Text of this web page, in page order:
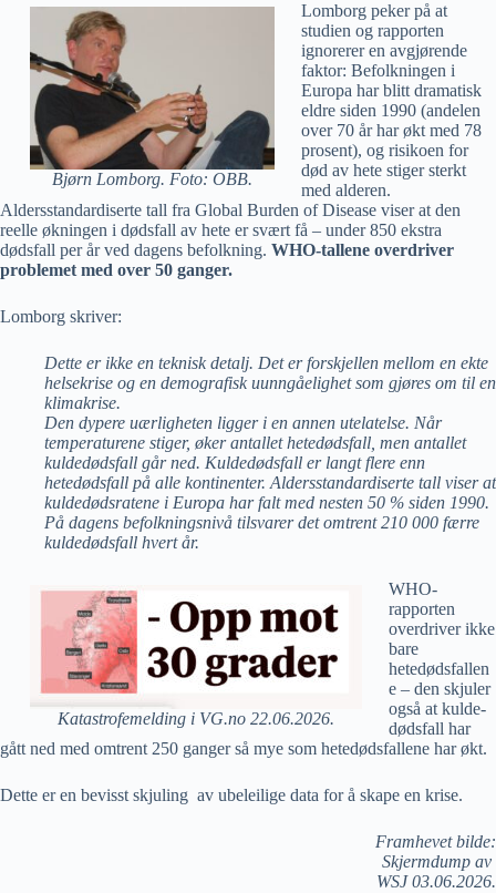
Bjørn Lomborg. Foto: OBB.
Lomborg peker på at
studien og rapporten
ignorerer en avgjørende
faktor: Befolkningen i
Europa har blitt dramatisk
eldre siden 1990 (andelen
over 70 år har økt med 78
prosent), og risikoen for
død av hete stiger sterkt
med alderen.
Aldersstandardiserte tall fra Global Burden of Disease viser at den
reelle økningen i dødsfall av hete er svært få – under 850 ekstra
dødsfall per år ved dagens befolkning. WHO-tallene overdriver
problemet med over 50 ganger.
Lomborg skriver:
Dette er ikke en teknisk detalj. Det er forskjellen mellom en ekte
helsekrise og en demografisk uunngåelighet som gjøres om til en
klimakrise.
Den dypere uærligheten ligger i en annen utelatelse. Når
temperaturene stiger, øker antallet hetedødsfall, men antallet
kuldedødsfall går ned. Kuldedødsfall er langt flere enn
hetedødsfall på alle kontinenter. Aldersstandardiserte tall viser at
kuldedødsratene i Europa har falt med nesten 50 % siden 1990.
På dagens befolkningsnivå tilsvarer det omtrent 210 000 færre
kuldedødsfall hvert år.
Katastrofemelding i VG.no 22.06.2026.
WHO-
rapporten
overdriver ikke
bare
hetedødsfallen
e – den skjuler
også at kulde-
dødsfall har
gått ned med omtrent 250 ganger så mye som hetedødsfallene har økt.
Dette er en bevisst skjuling av ubeleilige data for å skape en krise.
Framhevet bilde:
Skjermdump av
WSJ 03.06.2026.